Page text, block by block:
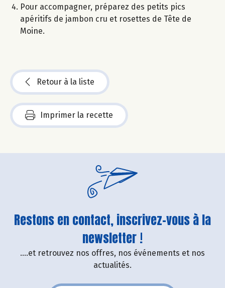
Pour accompagner, préparez des petits pics
apéritifs de jambon cru et rosettes de Tête de
Moine.
Retour à la liste
Imprimer la recette
Restons en contact, inscrivez-vous à la
newsletter !
....et retrouvez nos offres, nos événements et nos
actualités.